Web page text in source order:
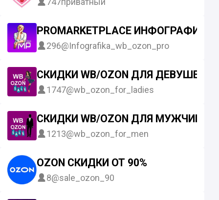
PROMARKETPLACE
296@Infografika_wb_ozon_pro
СКИДКИ WB/OZON ДЛЯ ДЕВУШЕК
1747@wb_ozon_for_ladies
СКИДКИ WB/OZON ДЛЯ МУЖЧИН
1213@wb_ozon_for_men
OZON СКИДКИ ОТ 90%
8@sale_ozon_90